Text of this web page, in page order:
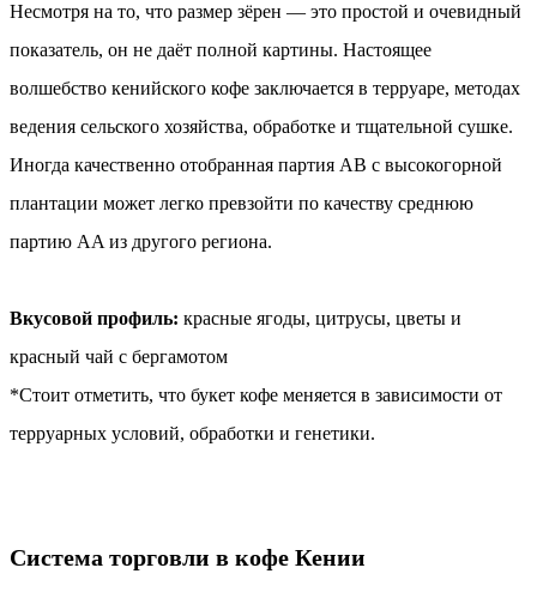
Несмотря на то, что размер зёрен — это простой и очевидный
показатель, он не даёт полной картины. Настоящее
волшебство кенийского кофе заключается в терруаре, методах
ведения сельского хозяйства, обработке и тщательной сушке.
Иногда качественно отобранная партия AB с высокогорной
плантации может легко превзойти по качеству среднюю
партию AA из другого региона.
Вкусовой профиль: красные ягоды, цитрусы, цветы и
красный чай с бергамотом
*Стоит отметить, что букет кофе меняется в зависимости от
терруарных условий, обработки и генетики.
Система торговли в кофе Кении